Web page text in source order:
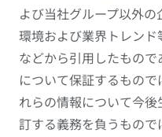
よび当社グループ以外
環境および業界トレン
などから引用したもの
について保証するもの
れらの情報について今
訂する義務を負うもので